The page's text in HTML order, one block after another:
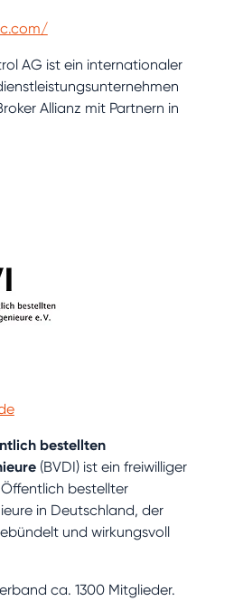
AG ist ein internationaler
Allianz mit Partnern in
bestellten
(BVDI) ist ein freiwilliger
bestellter
in Deutschland, der
und wirkungsvoll
ca. 1300 Mitglieder.